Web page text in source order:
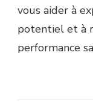
vous aider à
potentiel et à
performance